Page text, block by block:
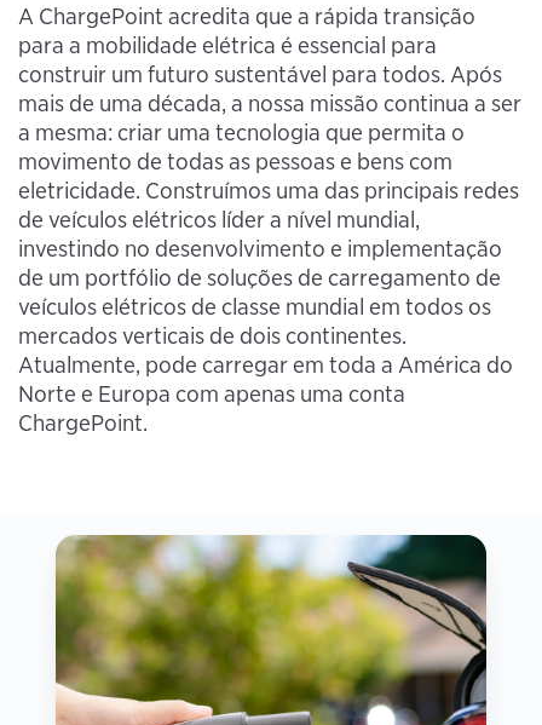
A ChargePoint acredita que a rápida transição
para a mobilidade elétrica é essencial para
construir um futuro sustentável para todos. Após
mais de uma década, a nossa missão continua a ser
a mesma: criar uma tecnologia que permita o
movimento de todas as pessoas e bens com
eletricidade. Construímos uma das principais redes
de veículos elétricos líder a nível mundial,
investindo no desenvolvimento e implementação
de um portfólio de soluções de carregamento de
veículos elétricos de classe mundial em todos os
mercados verticais de dois continentes.
Atualmente, pode carregar em toda a América do
Norte e Europa com apenas uma conta
ChargePoint.